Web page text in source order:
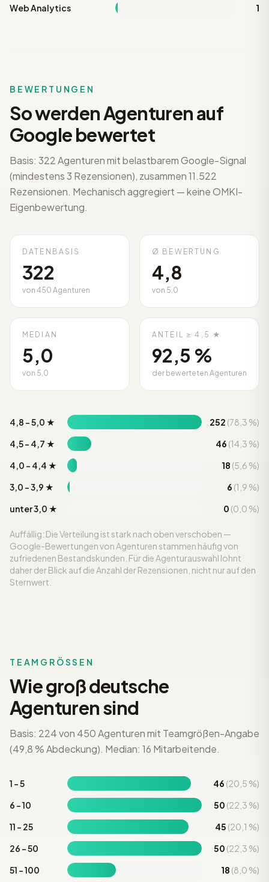
Web Analytics 1
BEWERTUNGEN
So werden Agenturen auf
Google bewertet
Basis: 322 Agenturen mit belastbarem Google-Signal
(mindestens 3 Rezensionen), zusammen 11.522
Rezensionen. Mechanisch aggregiert — keine OMKI-
Eigenbewertung.
DATENBASIS
322
von 450 Agenturen
Ø BEWERTUNG
4,8
von 5,0
MEDIAN
5,0
von 5,0
ANTEIL ≥ 4,5 ★
92,5 %
der bewerteten Agenturen
4,8 – 5,0 ★ 252 (78,3 %)
4,5 – 4,7 ★
46 (14,3 %)
4,0 – 4,4 ★
18 (5,6 %)
3,0 – 3,9 ★
6 (1,9 %)
unter 3,0 ★
0 (0,0 %)
Auffällig: Die Verteilung ist stark nach oben verschoben —
Google-Bewertungen von Agenturen stammen häufig von
zufriedenen Bestandskunden. Für die Agenturauswahl lohnt
daher der Blick auf die Anzahl der Rezensionen, nicht nur auf den
Sternwert.
TEAMGRÖSSEN
Wie groß deutsche
Agenturen sind
Basis: 224 von 450 Agenturen mit Teamgrößen-Angabe
(49,8 % Abdeckung). Median: 16 Mitarbeitende.
1 – 5 46 (20,5 %)
6 – 10
50 (22,3 %)
11 – 25
45 (20,1 %)
26 – 50
50 (22,3 %)
51 – 100
18 (8,0 %)